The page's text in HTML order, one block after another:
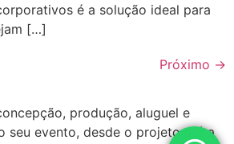
é a solução ideal para
[…]
Próximo →
produção, aluguel e
seu evento, desde o projeto até a